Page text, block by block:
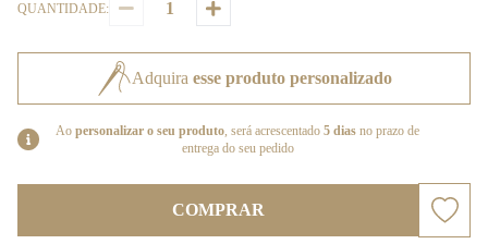
QUANTIDADE:
Adquira esse produto personalizado
Ao personalizar o seu produto, será acrescentado 5 dias no prazo de
entrega do seu pedido
COMPRAR